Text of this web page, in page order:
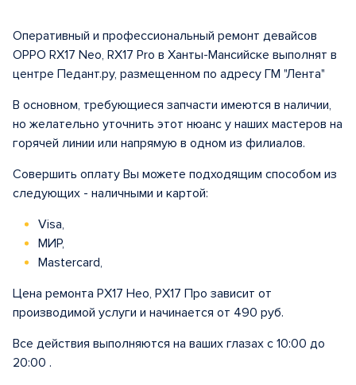
Оперативный и профессиональный ремонт девайсов
OPPO RX17 Neo, RX17 Pro в Ханты-Мансийске выполнят в
центре Педант.ру, размещенном по адресу ГМ "Лента"
В основном, требующиеся запчасти имеются в наличии,
но желательно уточнить этот нюанс у наших мастеров на
горячей линии или напрямую в одном из филиалов.
Совершить оплату Вы можете подходящим способом из
следующих - наличными и картой:
Visa,
МИР,
Mastercard,
Цена ремонта РХ17 Нео, РХ17 Про зависит от
производимой услуги и начинается от 490 руб.
Все действия выполняются на ваших глазах с 10:00 до
20:00 .